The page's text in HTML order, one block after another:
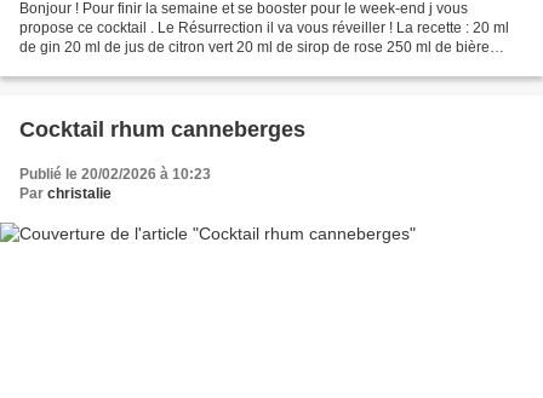
Bonjour ! Pour finir la semaine et se booster pour le week-end j vous
propose ce cocktail . Le Résurrection il va vous réveiller ! La recette : 20 ml
de gin 20 ml de jus de citron vert 20 ml de sirop de rose 250 ml de bière
Cocktail rhum canneberges
Publié le 20/02/2026 à 10:23
Par christalie